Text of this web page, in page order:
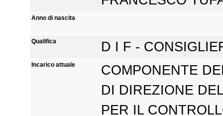
Anno di nascita
Qualifica D I F -
Incarico attuale
COMPONENTE
DI DIREZIONE
PER IL